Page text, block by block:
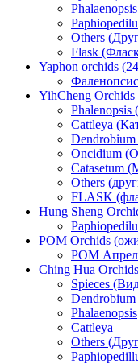
Others
Flask
Yaphon orchids
YihCheng Orchids
Cattleya
Oncidium
Catasetum
Others
FLASK
Hung Sheng
POM Orchids
POM
Ching Hua
Spieces
Dendrobium
Phalaenopsis
Cattleya
Others